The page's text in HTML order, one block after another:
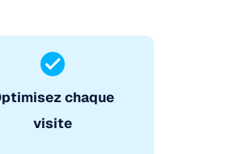
chaque
visite